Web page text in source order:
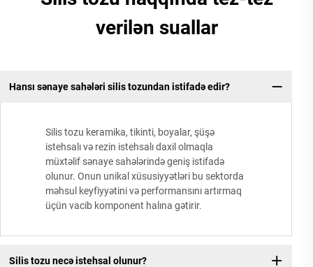
verilən suallar
Hansı sənaye sahələri silis tozundan istifadə edir?
Silis tozu keramika, tikinti, boyalar, şüşə
istehsalı və rezin istehsalı daxil olmaqla
müxtəlif sənaye sahələrində geniş istifadə
olunur. Onun unikal xüsusiyyətləri bu sektorda
məhsul keyfiyyətini və performansını artırmaq
üçün vacib komponent halına gətirir.
Silis tozu necə istehsal olunur?